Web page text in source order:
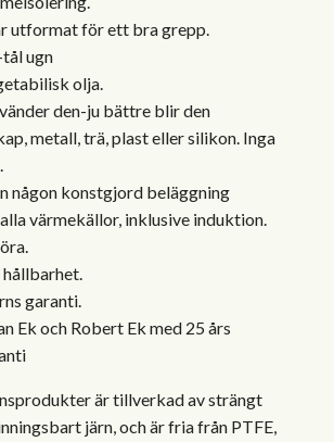
utformat för ett bra grepp.
ugn
olja.
den-ju bättre blir den
metall, trä, plast eller silikon. Inga
någon konstgjord beläggning
värmekällor, inklusive induktion.
garanti.
Ek och Robert Ek med 25 års
är tillverkad av strängt
järn, och är fria från PTFE,